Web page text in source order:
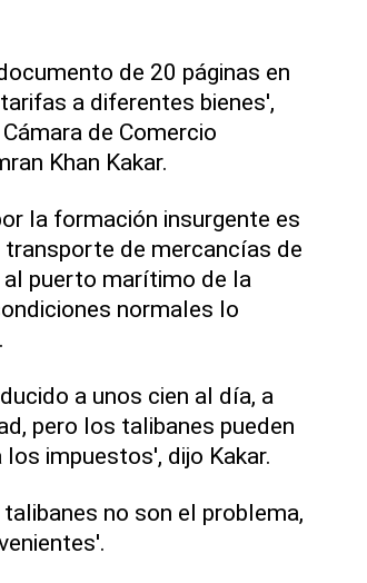
de 20 páginas en
a diferentes bienes',
de Comercio
Khan Kakar.
la formación insurgente es
de mercancías de
puerto marítimo de la
normales lo
a unos cien al día, a
pero los talibanes pueden
impuestos', dijo Kakar.
no son el problema,